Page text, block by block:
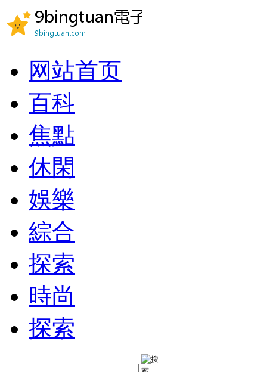
网站首页
百科
焦點
休閑
娛樂
綜合
探索
時尚
探索